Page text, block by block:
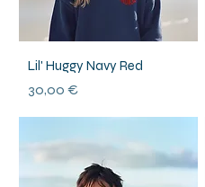
Lil' Huggy Navy Red
Prix
30,00 €